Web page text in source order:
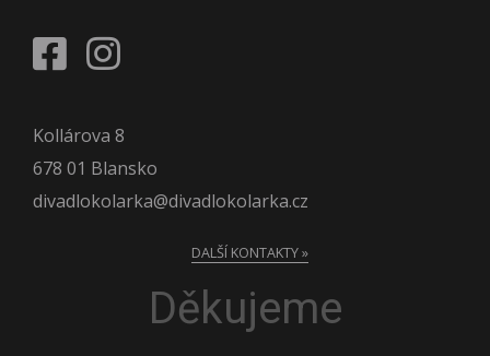
Kollárova 8
678 01 Blansko
divadlokolarka@divadlokolarka.cz
DALŠÍ KONTAKTY »
Děkujeme